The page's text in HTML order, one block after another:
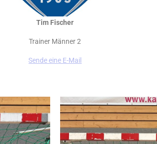
Tim Fischer
Trainer Männer 2
Sende eine E-Mail